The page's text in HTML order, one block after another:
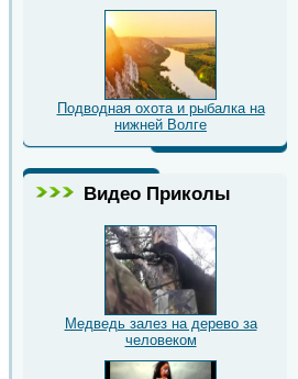
Подводная охота и рыбалка на
нижней Волге
Видео Приколы
Медведь залез на дерево за
человеком